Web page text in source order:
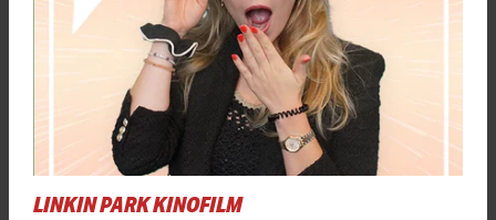
LINKIN PARK KINOFILM